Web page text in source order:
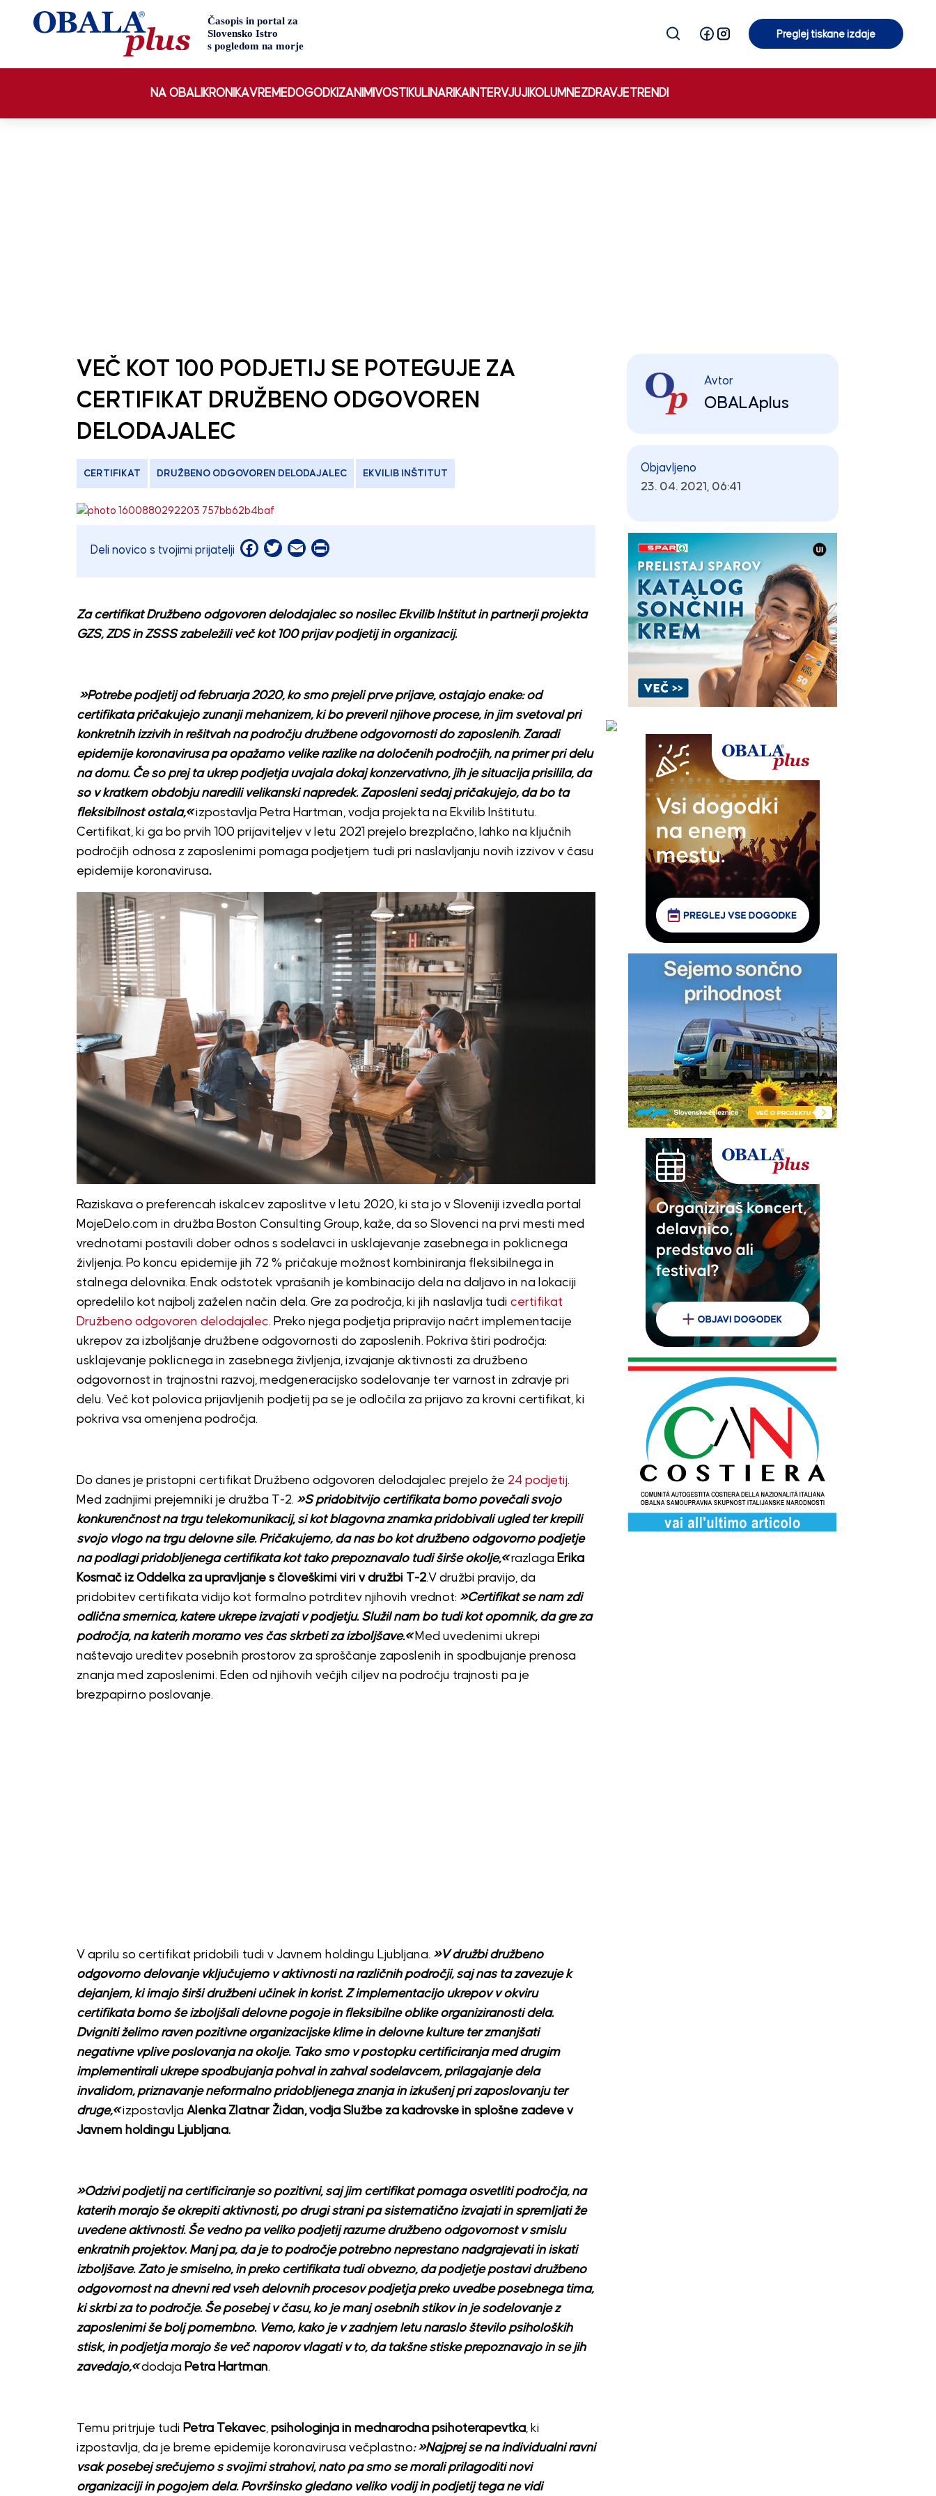
Preglej tiskane izdaje
NA OBALI KRONIKAVREMEDOGODKIZANIMIVOSTI KULINARIKA INTERVJUJI KOLUMNEZDRAVJETRENDI
VEČ KOT 100 PODJETIJ SE POTEGUJE ZA
CERTIFIKAT DRUŽBENO ODGOVOREN
DELODAJALEC
CERTIFIKAT DRUŽBENO ODGOVOREN DELODAJALEC EKVILIB INŠTITUT
Deli novico s tvojimi prijatelji Facebook
Twitter
EmailPrint
Za certifikat Družbeno odgovoren delodajalec so nosilec Ekvilib Inštitut in partnerji projekta
GZS, ZDS in ZSSS zabeležili več kot 100 prijav podjetij in organizacij.
»Potrebe podjetij od februarja 2020, ko smo prejeli prve prijave, ostajajo enake: od
certifikata pričakujejo zunanji mehanizem, ki bo preveril njihove procese, in jim svetoval pri
konkretnih izzivih in rešitvah na področju družbene odgovornosti do zaposlenih. Zaradi
epidemije koronavirusa pa opažamo velike razlike na določenih področjih, na primer pri delu
na domu. Če so prej ta ukrep podjetja uvajala dokaj konzervativno, jih je situacija prisilila, da
so v kratkem obdobju naredili velikanski napredek. Zaposleni sedaj pričakujejo, da bo ta
fleksibilnost ostala,«izpostavlja Petra Hartman, vodja projekta na Ekvilib Inštitutu.
Certifikat, ki ga bo prvih 100 prijaviteljev v letu 2021 prejelo brezplačno, lahko na ključnih
področjih odnosa z zaposlenimi pomaga podjetjem tudi pri naslavljanju novih izzivov v času
epidemije koronavirusa.
Raziskava o preferencah iskalcev zaposlitve v letu 2020, ki sta jo v Sloveniji izvedla portal
MojeDelo.com in družba Boston Consulting Group, kaže, da so Slovenci na prvi mesti med
vrednotami postavili dober odnos s sodelavci in usklajevanje zasebnega in poklicnega
življenja. Po koncu epidemije jih 72 % pričakuje možnost kombiniranja fleksibilnega in
stalnega delovnika. Enak odstotek vprašanih je kombinacijo dela na daljavo in na lokaciji
opredelilo kot najbolj zaželen način dela. Gre za področja, ki jih naslavlja tudi certifikat
Družbeno odgovoren delodajalec. Preko njega podjetja pripravijo načrt implementacije
ukrepov za izboljšanje družbene odgovornosti do zaposlenih. Pokriva štiri področja:
usklajevanje poklicnega in zasebnega življenja, izvajanje aktivnosti za družbeno
odgovornost in trajnostni razvoj, medgeneracijsko sodelovanje ter varnost in zdravje pri
delu. Več kot polovica prijavljenih podjetij pa se je odločila za prijavo za krovni certifikat, ki
pokriva vsa omenjena področja.
Do danes je pristopni certifikat Družbeno odgovoren delodajalec prejelo že 24 podjetij.
Med zadnjimi prejemniki je družba T-2. »S pridobitvijo certifikata bomo povečali svojo
konkurenčnost na trgu telekomunikacij, si kot blagovna znamka pridobivali ugled ter krepili
svojo vlogo na trgu delovne sile. Pričakujemo, da nas bo kot družbeno odgovorno podjetje
na podlagi pridobljenega certifikata kot tako prepoznavalo tudi širše okolje,«razlaga Erika
Kosmač iz Oddelka za upravljanje s človeškimi viri v družbi T-2.V družbi pravijo, da
pridobitev certifikata vidijo kot formalno potrditev njihovih vrednot: »Certifikat se nam zdi
odlična smernica, katere ukrepe izvajati v podjetju. Služil nam bo tudi kot opomnik, da gre za
področja, na katerih moramo ves čas skrbeti za izboljšave.«Med uvedenimi ukrepi
naštevajo ureditev posebnih prostorov za sproščanje zaposlenih in spodbujanje prenosa
znanja med zaposlenimi. Eden od njihovih večjih ciljev na področju trajnosti pa je
brezpapirno poslovanje.
V aprilu so certifikat pridobili tudi v Javnem holdingu Ljubljana. »V družbi družbeno
odgovorno delovanje vključujemo v aktivnosti na različnih področji, saj nas ta zavezuje k
dejanjem, ki imajo širši družbeni učinek in korist. Z implementacijo ukrepov v okviru
certifikata bomo še izboljšali delovne pogoje in fleksibilne oblike organiziranosti dela.
Dvigniti želimo raven pozitivne organizacijske klime in delovne kulture ter zmanjšati
negativne vplive poslovanja na okolje. Tako smo v postopku certificiranja med drugim
implementirali ukrepe spodbujanja pohval in zahval sodelavcem, prilagajanje dela
invalidom, priznavanje neformalno pridobljenega znanja in izkušenj pri zaposlovanju ter
druge,«izpostavlja Alenka Zlatnar Židan, vodja Službe za kadrovske in splošne zadeve v
Javnem holdingu Ljubljana.
»Odzivi podjetij na certificiranje so pozitivni, saj jim certifikat pomaga osvetliti področja, na
katerih morajo še okrepiti aktivnosti, po drugi strani pa sistematično izvajati in spremljati že
uvedene aktivnosti. Še vedno pa veliko podjetij razume družbeno odgovornost v smislu
enkratnih projektov. Manj pa, da je to področje potrebno neprestano nadgrajevati in iskati
izboljšave. Zato je smiselno, in preko certifikata tudi obvezno, da podjetje postavi družbeno
odgovornost na dnevni red vseh delovnih procesov podjetja preko uvedbe posebnega tima,
ki skrbi za to področje. Še posebej v času, ko je manj osebnih stikov in je sodelovanje z
zaposlenimi še bolj pomembno. Vemo, kako je v zadnjem letu naraslo število psiholoških
stisk, in podjetja morajo še več naporov vlagati v to, da takšne stiske prepoznavajo in se jih
zavedajo,«dodaja Petra Hartman.
Temu pritrjuje tudi Petra Tekavec, psihologinja in mednarodna psihoterapevtka, ki
izpostavlja, da je breme epidemije koronavirusa večplastno: »Najprej se na individualni ravni
vsak posebej srečujemo s svojimi strahovi, nato pa smo se morali prilagoditi novi
organizaciji in pogojem dela. Površinsko gledano veliko vodij in podjetij tega ne vidi
Avtor
OBALAplus
Objavljeno
23. 04. 2021, 06:41